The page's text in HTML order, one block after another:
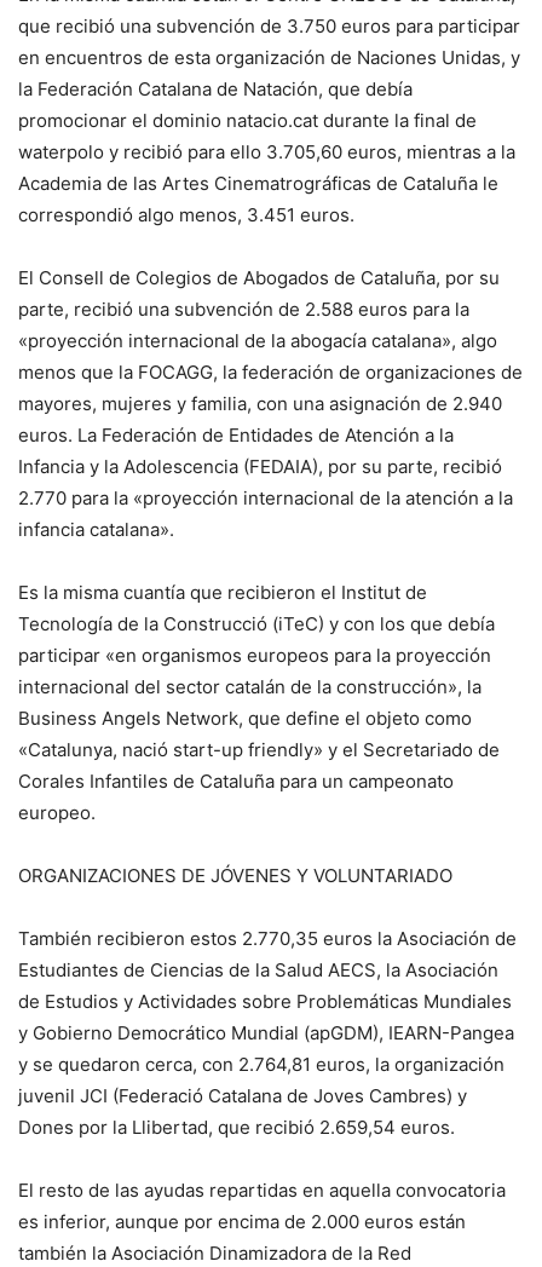
que recibió una subvención de 3.750 euros para participar
en encuentros de esta organización de Naciones Unidas, y
la Federación Catalana de Natación, que debía
promocionar el dominio natacio.cat durante la final de
waterpolo y recibió para ello 3.705,60 euros, mientras a la
Academia de las Artes Cinematrográficas de Cataluña le
correspondió algo menos, 3.451 euros.
El Consell de Colegios de Abogados de Cataluña, por su
parte, recibió una subvención de 2.588 euros para la
«proyección internacional de la abogacía catalana», algo
menos que la FOCAGG, la federación de organizaciones de
mayores, mujeres y familia, con una asignación de 2.940
euros. La Federación de Entidades de Atención a la
Infancia y la Adolescencia (FEDAIA), por su parte, recibió
2.770 para la «proyección internacional de la atención a la
infancia catalana».
Es la misma cuantía que recibieron el Institut de
Tecnología de la Construcció (iTeC) y con los que debía
participar «en organismos europeos para la proyección
internacional del sector catalán de la construcción», la
Business Angels Network, que define el objeto como
«Catalunya, nació start-up friendly» y el Secretariado de
Corales Infantiles de Cataluña para un campeonato
europeo.
ORGANIZACIONES DE JÓVENES Y VOLUNTARIADO
También recibieron estos 2.770,35 euros la Asociación de
Estudiantes de Ciencias de la Salud AECS, la Asociación
de Estudios y Actividades sobre Problemáticas Mundiales
y Gobierno Democrático Mundial (apGDM), IEARN-Pangea
y se quedaron cerca, con 2.764,81 euros, la organización
juvenil JCI (Federació Catalana de Joves Cambres) y
Dones por la Llibertad, que recibió 2.659,54 euros.
El resto de las ayudas repartidas en aquella convocatoria
es inferior, aunque por encima de 2.000 euros están
también la Asociación Dinamizadora de la Red